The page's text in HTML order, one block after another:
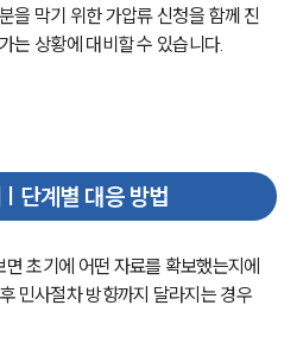
을 막기 위한 가압류 신청을 함께 진
는 상황에 대비할 수 있습니다.
| 단계별 대응 방법
초기에 어떤 자료를 확보했는지에
민사절차 방향까지 달라지는 경우